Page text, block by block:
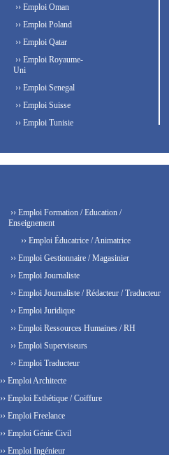
›› Emploi Oman
›› Emploi Poland
›› Emploi Qatar
›› Emploi Royaume-
Uni
›› Emploi Senegal
›› Emploi Suisse
›› Emploi Tunisie
›› Emploi Formation / Education /
Enseignement
›› Emploi Éducatrice / Animatrice
›› Emploi Gestionnaire / Magasinier
›› Emploi Journaliste
›› Emploi Journaliste / Rédacteur / Traducteur
›› Emploi Juridique
›› Emploi Ressources Humaines / RH
›› Emploi Superviseurs
›› Emploi Traducteur
›› Emploi Architecte
›› Emploi Esthétique / Coiffure
›› Emploi Freelance
›› Emploi Génie Civil
›› Emploi Ingénieur